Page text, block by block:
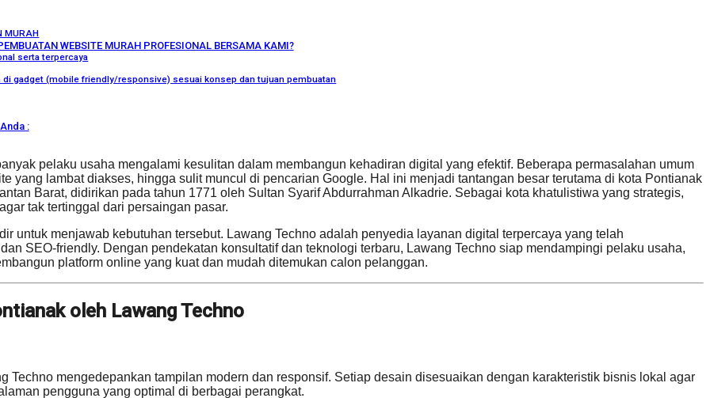
MURAH
WEBSITE MURAH PROFESIONAL BERSAMA KAMI?
serta terpercaya
gadget (mobile friendly/responsive) sesuai konsep dan tujuan pembuatan
:
pelaku usaha mengalami kesulitan dalam membangun kehadiran digital yang efektif. Beberapa permasalahan umum
yang lambat diakses, hingga sulit muncul di pencarian Google. Hal ini menjadi tantangan besar terutama di kota Pontianak
Barat, didirikan pada tahun 1771 oleh Sultan Syarif Abdurrahman Alkadrie. Sebagai kota khatulistiwa yang strategis,
tak tertinggal dari persaingan pasar.
untuk menjawab kebutuhan tersebut. Lawang Techno adalah penyedia layanan digital terpercaya yang telah
SEO-friendly. Dengan pendekatan konsultatif dan teknologi terbaru, Lawang Techno siap mendampingi pelaku usaha,
platform online yang kuat dan mudah ditemukan calon pelanggan.
oleh Lawang Techno
Techno mengedepankan tampilan modern dan responsif. Setiap desain disesuaikan dengan karakteristik bisnis lokal agar
pengguna yang optimal di berbagai perangkat.